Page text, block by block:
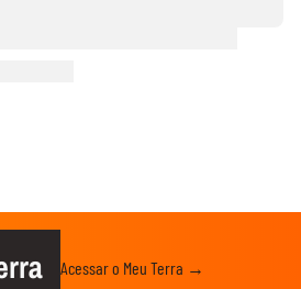
Acessar o Meu Terra →